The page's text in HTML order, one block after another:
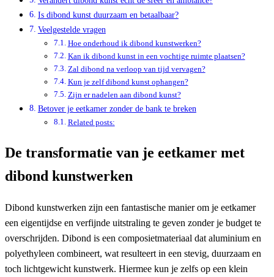
Is dibond kunst duurzaam en betaalbaar?
Veelgestelde vragen
Hoe onderhoud ik dibond kunstwerken?
Kan ik dibond kunst in een vochtige ruimte plaatsen?
Zal dibond na verloop van tijd vervagen?
Kun je zelf dibond kunst ophangen?
Zijn er nadelen aan dibond kunst?
Betover je eetkamer zonder de bank te breken
Related posts:
De transformatie van je eetkamer met
dibond kunstwerken
Dibond kunstwerken zijn een fantastische manier om je eetkamer
een eigentijdse en verfijnde uitstraling te geven zonder je budget te
overschrijden. Dibond is een composietmateriaal dat aluminium en
polyethyleen combineert, wat resulteert in een stevig, duurzaam en
toch lichtgewicht kunstwerk. Hiermee kun je zelfs op een klein